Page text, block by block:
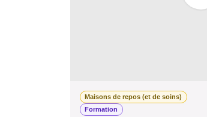
Maisons de repos (et de soins)
Formation